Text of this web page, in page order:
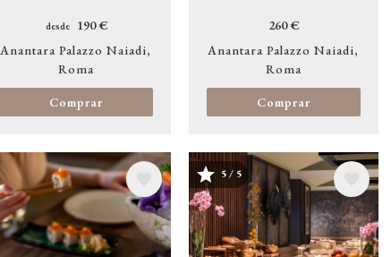
desde
190 €
Anantara Palazzo Naiadi
Roma
Comprar
260 €
Anantara Palazzo Naiadi
Roma
Comprar
Image
5 / 5